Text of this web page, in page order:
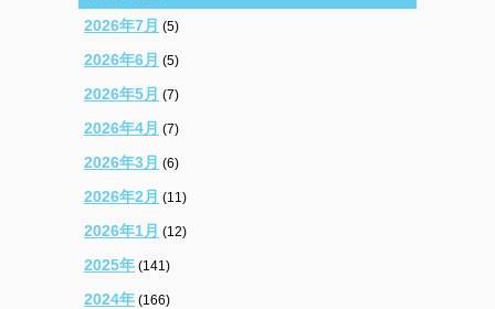
2026年7月 (5)
2026年6月 (5)
2026年5月 (7)
2026年4月 (7)
2026年3月 (6)
2026年2月 (11)
2026年1月 (12)
2025年 (141)
2024年 (166)